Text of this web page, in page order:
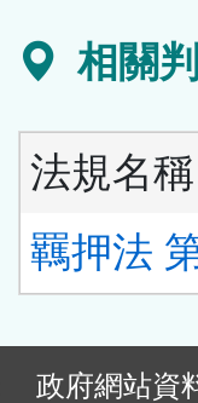
相關
法規名稱
羈押法
政府網站資